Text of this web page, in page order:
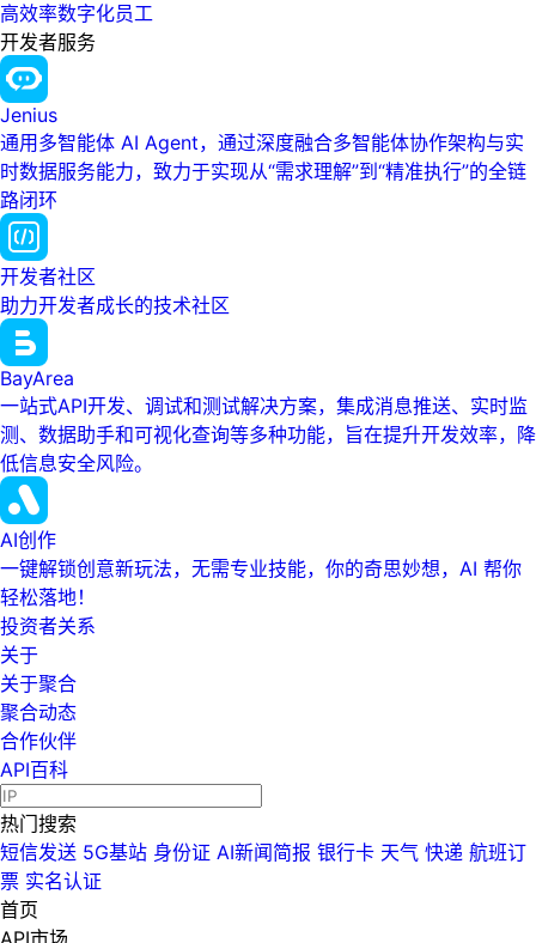
高效率数字化员工
开发者服务
Jenius
通用多智能体 AI Agent，通过深度融合多智能体协作架构与实
时数据服务能力，致力于实现从“需求理解”到“精准执行”的全链
路闭环
开发者社区
助力开发者成长的技术社区
BayArea
一站式API开发、调试和测试解决方案，集成消息推送、实时监
测、数据助手和可视化查询等多种功能，旨在提升开发效率，降
低信息安全风险。
AI创作
一键解锁创意新玩法，无需专业技能，你的奇思妙想，AI 帮你
轻松落地！
投资者关系
关于
关于聚合
聚合动态
合作伙伴
API百科
热门搜索
短信发送 5G基站 身份证 AI新闻简报 银行卡 天气 快递 航班订
票 实名认证
首页
API市场